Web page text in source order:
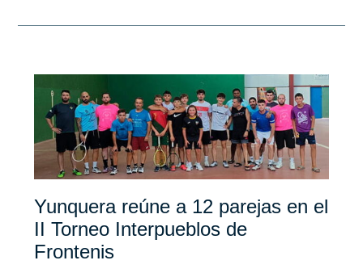
Yunquera reúne a 12 parejas en el
II Torneo Interpueblos de
Frontenis